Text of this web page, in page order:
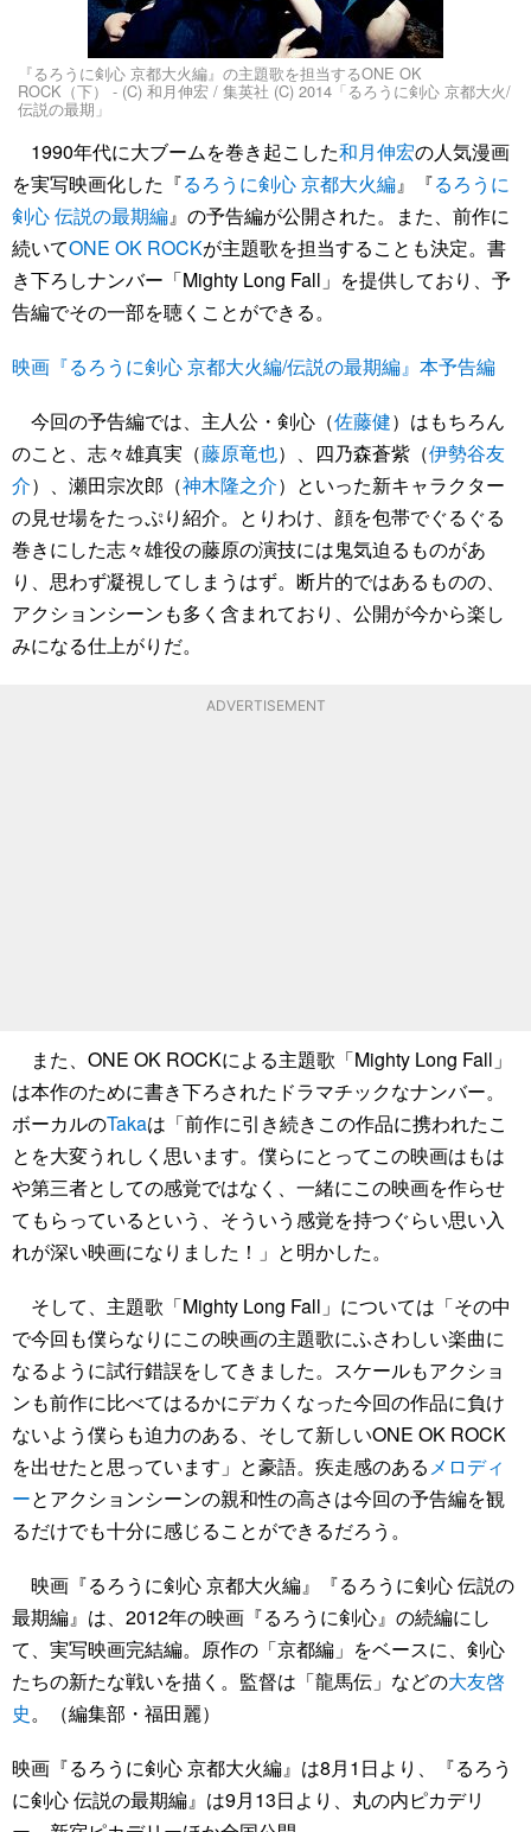
『るろうに剣心 京都大火編』の主題歌を担当するONE OK
ROCK（下） - (C) 和月伸宏 / 集英社 (C) 2014「るろうに剣心 京都大火/
伝説の最期」
1990年代に大ブームを巻き起こした和月伸宏の人気漫画
を実写映画化した『るろうに剣心 京都大火編』『るろうに
剣心 伝説の最期編』の予告編が公開された。また、前作に
続いてONE OK ROCKが主題歌を担当することも決定。書
き下ろしナンバー「Mighty Long Fall」を提供しており、予
告編でその一部を聴くことができる。
映画『るろうに剣心 京都大火編/伝説の最期編』本予告編
今回の予告編では、主人公・剣心（佐藤健）はもちろん
のこと、志々雄真実（藤原竜也）、四乃森蒼紫（伊勢谷友
介）、瀬田宗次郎（神木隆之介）といった新キャラクター
の見せ場をたっぷり紹介。とりわけ、顔を包帯でぐるぐる
巻きにした志々雄役の藤原の演技には鬼気迫るものがあ
り、思わず凝視してしまうはず。断片的ではあるものの、
アクションシーンも多く含まれており、公開が今から楽し
みになる仕上がりだ。
ADVERTISEMENT
また、ONE OK ROCKによる主題歌「Mighty Long Fall」
は本作のために書き下ろされたドラマチックなナンバー。
ボーカルのTakaは「前作に引き続きこの作品に携われたこ
とを大変うれしく思います。僕らにとってこの映画はもは
や第三者としての感覚ではなく、一緒にこの映画を作らせ
てもらっているという、そういう感覚を持つぐらい思い入
れが深い映画になりました！」と明かした。
そして、主題歌「Mighty Long Fall」については「その中
で今回も僕らなりにこの映画の主題歌にふさわしい楽曲に
なるように試行錯誤をしてきました。スケールもアクショ
ンも前作に比べてはるかにデカくなった今回の作品に負け
ないよう僕らも迫力のある、そして新しいONE OK ROCK
を出せたと思っています」と豪語。疾走感のあるメロディ
ーとアクションシーンの親和性の高さは今回の予告編を観
るだけでも十分に感じることができるだろう。
映画『るろうに剣心 京都大火編』『るろうに剣心 伝説の
最期編』は、2012年の映画『るろうに剣心』の続編にし
て、実写映画完結編。原作の「京都編」をベースに、剣心
たちの新たな戦いを描く。監督は「龍馬伝」などの大友啓
史。（編集部・福田麗）
映画『るろうに剣心 京都大火編』は8月1日より、『るろう
に剣心 伝説の最期編』は9月13日より、丸の内ピカデリ